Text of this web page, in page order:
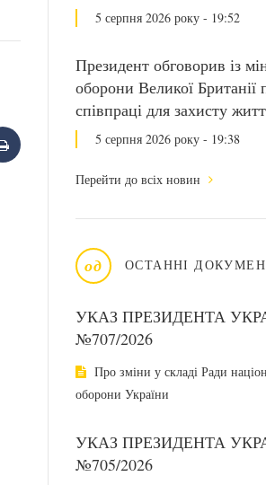
5 серпня 2026 року - 19:52
Президент обговорив із
оборони Великої Британії
співпраці для захисту
5 серпня 2026 року - 19:38
Перейти до всіх новин
од ОСТАННІ
УКАЗ ПРЕЗИДЕНТА
№707/2026
Про зміни у складі Ради
оборони України
УКАЗ ПРЕЗИДЕНТА
№705/2026